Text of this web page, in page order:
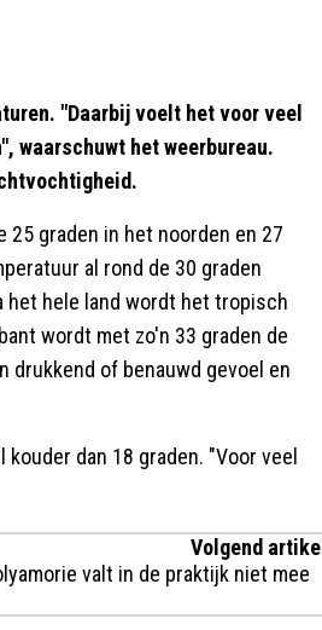
"Daarbij voelt het voor veel
waarschuwt het weerbureau.
25 graden in het noorden en 27
al rond de 30 graden
het hele land wordt het tropisch
wordt met zo'n 33 graden de
of benauwd gevoel en
dan 18 graden. "Voor veel
Volgend artikel
valt in de praktijk niet mee